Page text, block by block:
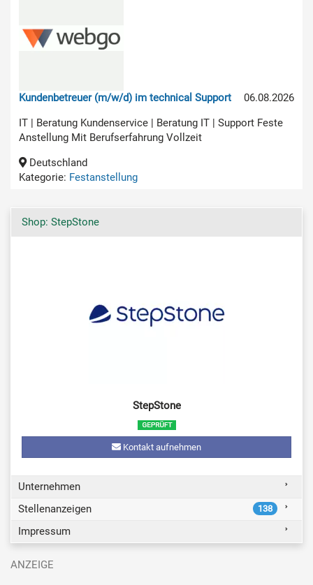
06.08.2026
Kundenbetreuer (m/w/d) im technical Support
IT | Beratung Kundenservice | Beratung IT | Support Feste
Anstellung Mit Berufserfahrung Vollzeit
Deutschland
Kategorie: Festanstellung
Shop: StepStone
StepStone
Kontakt aufnehmen
Unternehmen
Stellenanzeigen
138
Impressum